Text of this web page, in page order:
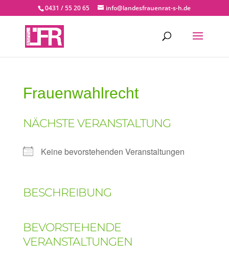
0431 / 55 20 65 info@landesfrauenrat-s-h.de
Frauenwahlrecht
NÄCHSTE VERANSTALTUNG
Keine bevorstehenden Veranstaltungen
BESCHREIBUNG
BEVORSTEHENDE
VERANSTALTUNGEN